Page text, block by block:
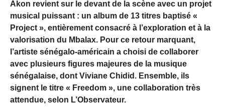
Akon revient sur le devant de la scène avec un projet
musical puissant : un album de 13 titres baptisé «
Project », entièrement consacré à l’exploration et à la
valorisation du Mbalax. Pour ce retour marquant,
l’artiste sénégalo-américain a choisi de collaborer
avec plusieurs figures majeures de la musique
sénégalaise, dont Viviane Chidid. Ensemble, ils
signent le titre « Freedom », une collaboration très
attendue, selon L’Observateur.